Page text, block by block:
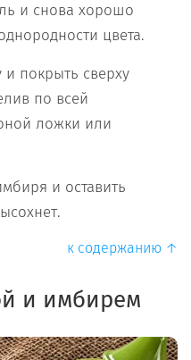
и снова хорошо
цвета.
покрыть сверху
по всей
ложки или
и оставить
к содержанию ↑
и имбирем